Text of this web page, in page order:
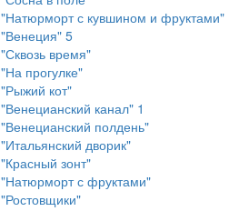
"Натюрморт с кувшином и фруктами"
"Венеция" 5
"Сквозь время"
"На прогулке"
"Рыжий кот"
"Венецианский канал" 1
"Венецианский полдень"
"Итальянский дворик"
"Красный зонт"
"Натюрморт с фруктами"
"Ростовщики"